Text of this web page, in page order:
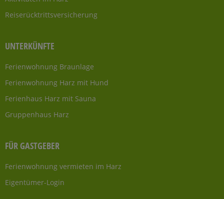
Reiserücktrittsversicherung
UNTERKÜNFTE
Ferienwohnung Braunlage
Ferienwohnung Harz mit Hund
Ferienhaus Harz mit Sauna
Gruppenhaus Harz
FÜR GASTGEBER
Ferienwohnung vermieten im Harz
Eigentümer-Login